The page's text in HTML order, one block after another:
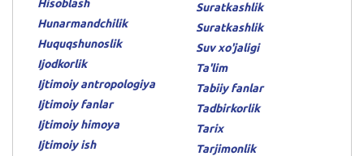
Hisoblash
Hunarmandchilik
Huquqshunoslik
Ijodkorlik
Ijtimoiy antropologiya
Ijtimoiy fanlar
Ijtimoiy himoya
Ijtimoiy ish
Suratkashlik
Suratkashlik
Suv xo'jaligi
Ta'lim
Tabiiy fanlar
Tadbirkorlik
Tarix
Tarjimonlik